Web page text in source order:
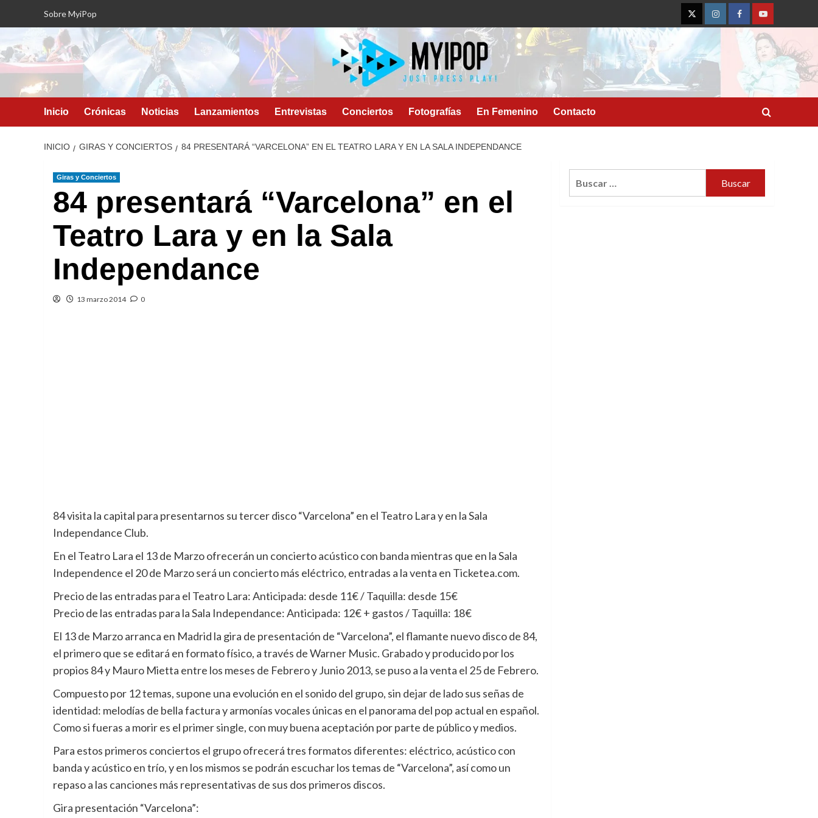
Sobre MyiPop
TwitterInstagramFacebookYouTube
Inicio Crónicas Noticias Lanzamientos Entrevistas Conciertos Fotografías En Femenino Contacto
INICIO GIRAS Y CONCIERTOS 84 PRESENTARÁ “VARCELONA” EN EL TEATRO LARA Y EN LA SALA INDEPENDANCE
Giras y Conciertos
84 presentará “Varcelona” en el
Teatro Lara y en la Sala
Independance
13 marzo 2014 0
84 visita la capital para presentarnos su tercer disco “Varcelona” en el Teatro Lara y en la Sala
Independance Club.
En el Teatro Lara el 13 de Marzo ofrecerán un concierto acústico con banda mientras que en la Sala
Independence el 20 de Marzo será un concierto más eléctrico, entradas a la venta en Ticketea.com.
Precio de las entradas para el Teatro Lara: Anticipada: desde 11€ / Taquilla: desde 15€
Precio de las entradas para la Sala Independance: Anticipada: 12€ + gastos / Taquilla: 18€
El 13 de Marzo arranca en Madrid la gira de presentación de “Varcelona”, el flamante nuevo disco de 84,
el primero que se editará en formato físico, a través de Warner Music. Grabado y producido por los
propios 84 y Mauro Mietta entre los meses de Febrero y Junio 2013, se puso a la venta el 25 de Febrero.
Compuesto por 12 temas, supone una evolución en el sonido del grupo, sin dejar de lado sus señas de
identidad: melodías de bella factura y armonías vocales únicas en el panorama del pop actual en español.
Como si fueras a morir es el primer single, con muy buena aceptación por parte de público y medios.
Para estos primeros conciertos el grupo ofrecerá tres formatos diferentes: eléctrico, acústico con
banda y acústico en trío, y en los mismos se podrán escuchar los temas de “Varcelona”, así como un
repaso a las canciones más representativas de sus dos primeros discos.
Gira presentación “Varcelona”: